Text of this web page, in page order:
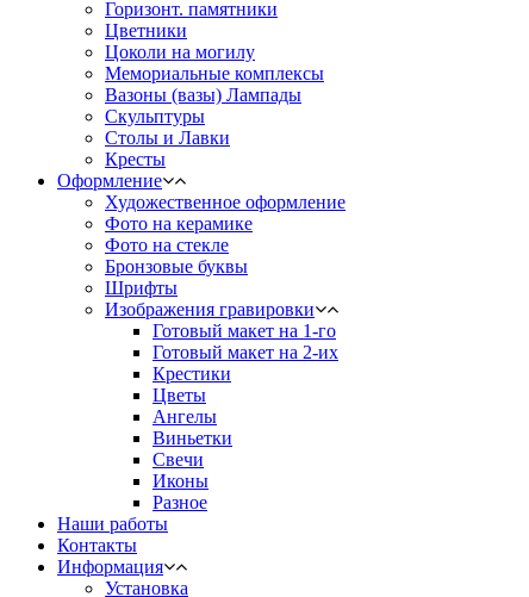
Горизонт. памятники
Цветники
Цоколи на могилу
Мемориальные комплексы
Вазоны (вазы) Лампады
Скульптуры
Столы и Лавки
Кресты
Оформление
Художественное оформление
Фото на керамике
Фото на стекле
Бронзовые буквы
Шрифты
Изображения гравировки
Готовый макет на 1-го
Готовый макет на 2-их
Крестики
Цветы
Ангелы
Виньетки
Свечи
Иконы
Разное
Наши работы
Контакты
Информация
Установка